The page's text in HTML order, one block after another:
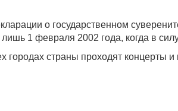
о государственном
1 февраля 2002 года, когда в
городах страны проходят